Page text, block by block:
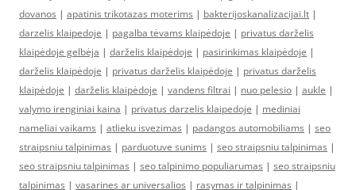
dovanos | apatinis trikotazas moterims | bakterijoskanalizacijai.lt |
darzelis klaipedoje | pagalba tėvams klaipėdoje | privatus darželis
klaipėdoje gelbėja | darželis klaipėdoje | pasirinkimas klaipėdoje |
darželis klaipėdoje | privatus darželis klaipėdoje | privatus darželis
klaipėdoje | darželis klaipėdoje | vandens filtrai | nuo pelesio | aukle |
valymo irenginiai kaina | privatus darzelis klaipedoje | mediniai
nameliai vaikams | atlieku isvezimas | padangos automobiliams | seo
straipsniu talpinimas | parduotuve sunims | seo straipsniu talpinimas |
seo straipsniu talpinimas | seo talpinimo populiarumas | seo straipsniu
talpinimas | vasarines ar universalios | rasymas ir talpinimas |